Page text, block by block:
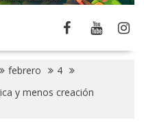
febrero
4
y menos creación